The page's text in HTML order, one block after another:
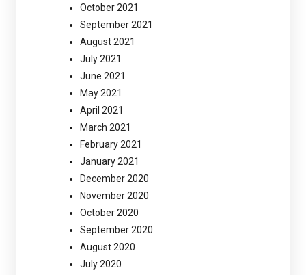
October 2021
September 2021
August 2021
July 2021
June 2021
May 2021
April 2021
March 2021
February 2021
January 2021
December 2020
November 2020
October 2020
September 2020
August 2020
July 2020